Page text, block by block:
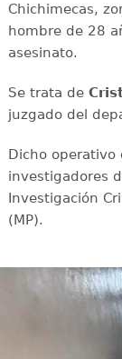
Chichimecas,
hombre de 28
asesinato.
Se trata de
juzgado del
Dicho operativo
investigadores
Investigación
(MP).